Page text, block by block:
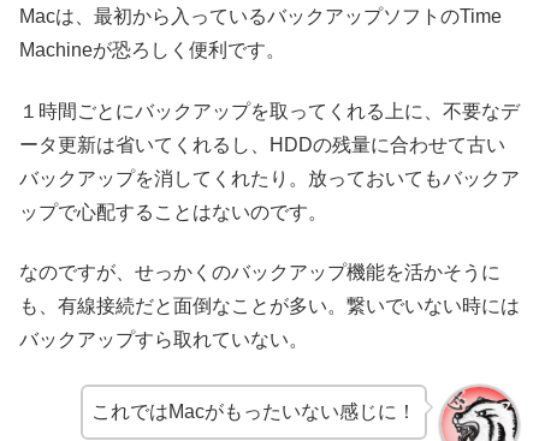
Macは、最初から入っているバックアップソフトのTime
Machineが恐ろしく便利です。
１時間ごとにバックアップを取ってくれる上に、不要なデ
ータ更新は省いてくれるし、HDDの残量に合わせて古い
バックアップを消してくれたり。放っておいてもバックア
ップで心配することはないのです。
なのですが、せっかくのバックアップ機能を活かそうに
も、有線接続だと面倒なことが多い。繋いでいない時には
バックアップすら取れていない。
これではMacがもったいない感じに！